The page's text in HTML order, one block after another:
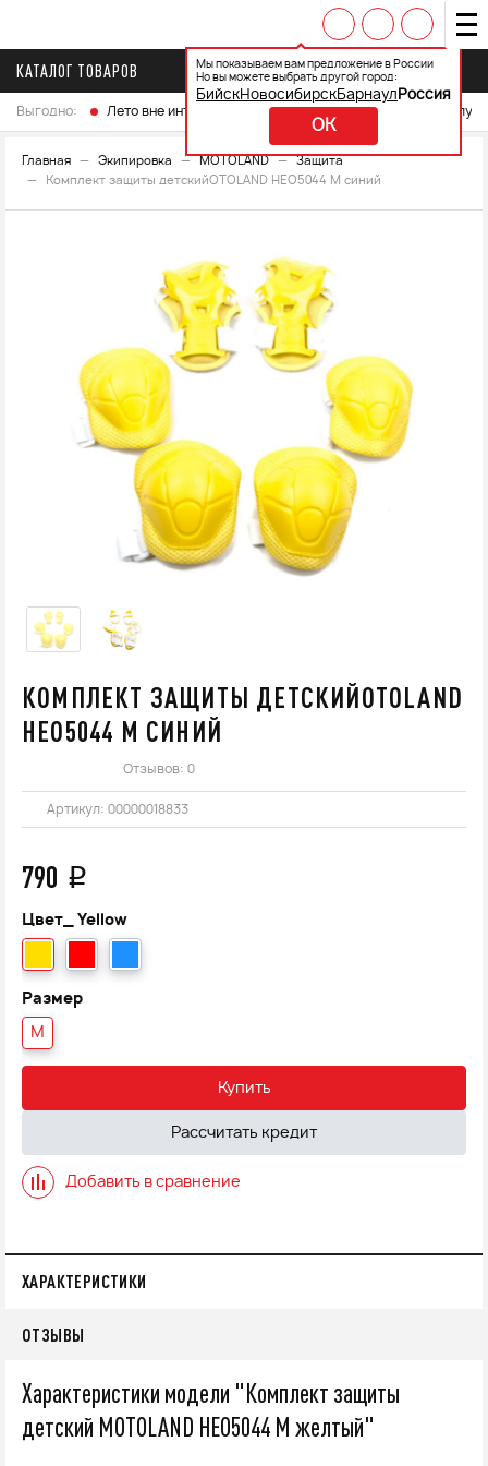
Мы показываем вам предложение в России
Но вы можете выбрать другой город:
БийскНовосибирскБарнаул Россия
OK
КАТАЛОГ ТОВАРОВ
Выгодно: Лето вне интренета Выберите свой мотоцикл и
Главная Экипировка MOTOLAND
Защита
Комплект защиты детскийOTOLAND НЕО5044 М синий
КОМПЛЕКТ ЗАЩИТЫ ДЕТСКИЙOTOLAND
НЕО5044 М СИНИЙ
Отзывов: 0
Артикул: 00000018833
790 q
Цвет_ Yellow
Размер
M
Купить
Рассчитать кредит
Добавить в сравнение
ХАРАКТЕРИСТИКИ
ОТЗЫВЫ
Характеристики модели "Комплект защиты
детский MOTOLAND НЕО5044 М желтый"